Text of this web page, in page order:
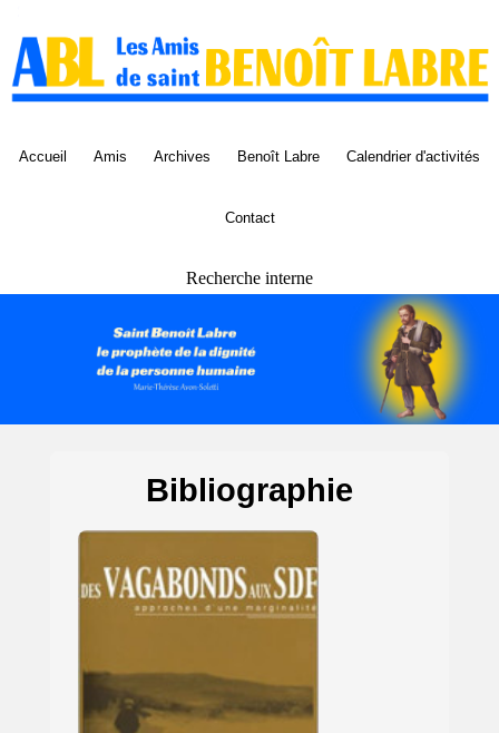
Accueil Amis Archives Benoît Labre Calendrier d'activités
Contact
Recherche interne
Bibliographie